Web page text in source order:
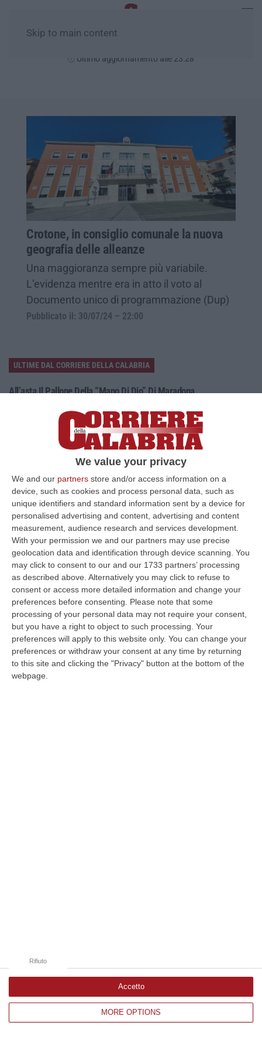
We value your privacy
We and our partners store and/or access information on a
device, such as cookies and process personal data, such as
unique identifiers and standard information sent by a device for
personalised advertising and content, advertising and content
measurement, audience research and services development.
With your permission we and our partners may use precise
geolocation data and identification through device scanning. You
may click to consent to our and our 1733 partners’ processing
as described above. Alternatively you may click to refuse to
consent or access more detailed information and change your
preferences before consenting.
Please note that some
processing of your personal data may not require your consent,
but you have a right to object to such processing. Your
preferences will apply to this website only. You can change your
preferences or withdraw your consent at any time by returning
to this site and clicking the "Privacy" button at the bottom of the
webpage.
MORE OPTIONS
Rifiuto
Accetto
Skip to main content
Ultimo aggiornamento alle 23:28
Crotone, in consiglio comunale la nuova
geografia delle alleanze
Una maggioranza sempre più variabile.
L’evidenza mentre era in atto il voto al
Documento unico di programmazione (Dup)
Pubblicato il: 30/07/24 – 22:00
ULTIME DAL CORRIERE DELLA CALABRIA
All’asta Il Pallone Della “mano Di Dio” Di Maradona
vittoria dell’Argentina sull’Inghilterra ai Mondiali del 1986 potrebbe
08 Agosto, 23:28
Milano, Vannacci Candida Il Generale Burgio
“ROMA “La sfida delle grandi città correremo in tutte le grandi città
Milano, Bologna, Roma e Napoli. Ci presenteremo come Futuro
nazionale…
08 Agosto, 22:19
Messina, I “No Ponte” Di Nuovo In Marcia
“MESSINA “Chiediamo che venga chiusa la società Stretto di Messina. La
liquidazione era stata già indicata dal governo Monti nel 2013, e la…
08 Agosto, 21:20
Vinitaly And The City A Reggio: Il Grande Abbraccio Tra Identità
Del Territorio, Storia E Cultura – FOTO
“REGGIO CALABRIA Vinitaly and the City arriva a Reggio Calabria. Dopo il
successo dell’edizione di Sibari, dove la manifestazione ha fatto s…
08 Agosto, 20:47
Corriere delle Calabria è una testata giornalistica di News&Com S.r.l